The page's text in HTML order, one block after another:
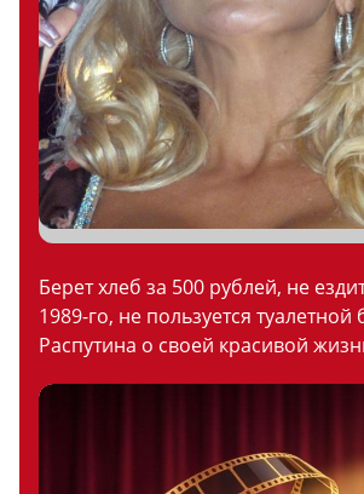
Берет хлеб за 500 рублей, не
1989-го, не пользуется туалетной
Распутина о своей красивой